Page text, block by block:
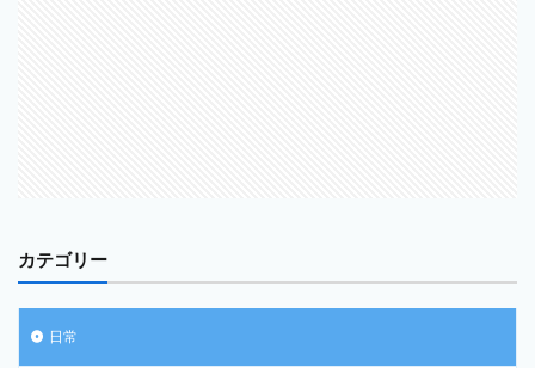
カテゴリー
日常